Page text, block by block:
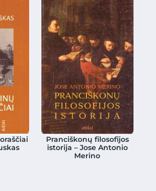
Pranciškonų filosofijos
istorija – Jose Antonio
Merino